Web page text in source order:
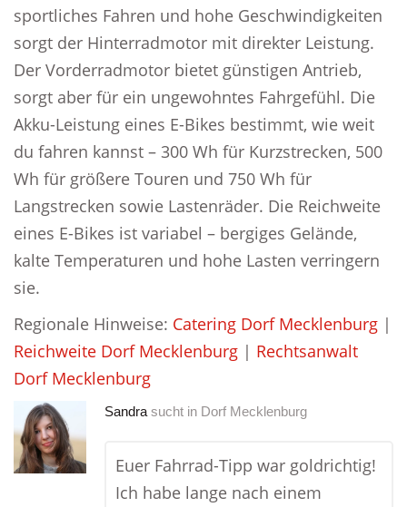
sportliches Fahren und hohe Geschwindigkeiten
sorgt der Hinterradmotor mit direkter Leistung.
Der Vorderradmotor bietet günstigen Antrieb,
sorgt aber für ein ungewohntes Fahrgefühl. Die
Akku-Leistung eines E-Bikes bestimmt, wie weit
du fahren kannst – 300 Wh für Kurzstrecken, 500
Wh für größere Touren und 750 Wh für
Langstrecken sowie Lastenräder. Die Reichweite
eines E-Bikes ist variabel – bergiges Gelände,
kalte Temperaturen und hohe Lasten verringern
sie.
Regionale Hinweise: Catering Dorf Mecklenburg |
Reichweite Dorf Mecklenburg | Rechtsanwalt
Dorf Mecklenburg
Sandra sucht in Dorf Mecklenburg
Euer Fahrrad-Tipp war goldrichtig!
Ich habe lange nach einem